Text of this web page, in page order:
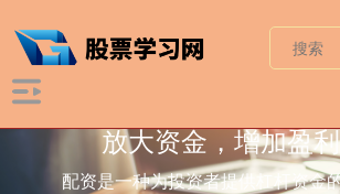
放大资金，增加盈
配资是一种为投资者提供杠杆资金